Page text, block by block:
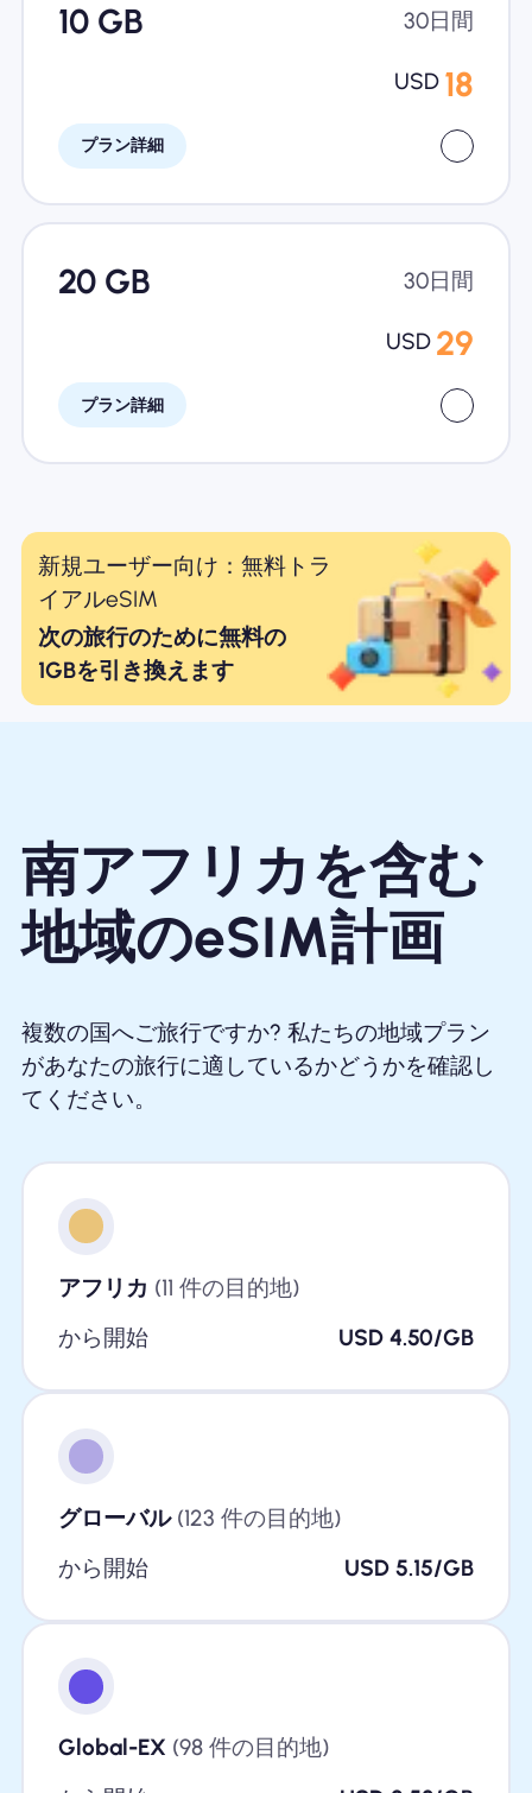
10 GB 30日間
USD 18
プラン詳細
20 GB 30日間
USD 29
プラン詳細
新規ユーザー向け：無料トラ
イアルeSIM
次の旅行のために無料の
1GBを引き換えます
南アフリカを含む
地域のeSIM計画
複数の国へご旅行ですか? 私たちの地域プラン
があなたの旅行に適しているかどうかを確認し
てください。
アフリカ (11 件の目的地)
から開始
USD 4.50/GB
グローバル(123 件の目的地)
から開始
USD 5.15/GB
Global-EX (98 件の目的地)